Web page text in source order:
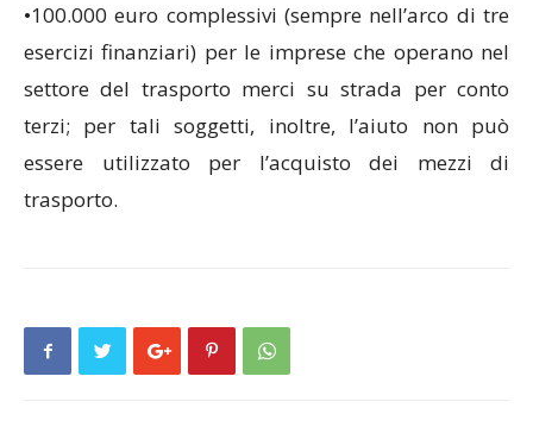
•100.000 euro complessivi (sempre nell’arco di tre
esercizi finanziari) per le imprese che operano nel
settore del trasporto merci su strada per conto
terzi; per tali soggetti, inoltre, l’aiuto non può
essere utilizzato per l’acquisto dei mezzi di
trasporto.